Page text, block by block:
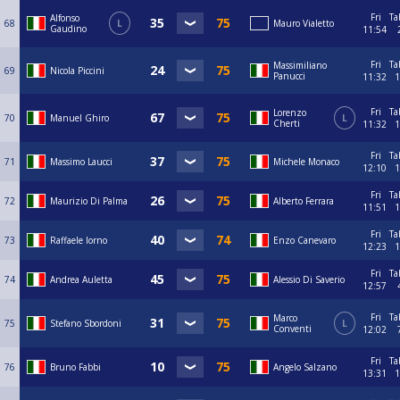
68
Alfonso
Gaudino
L Mauro Vialetto
Fri
11:54
69 Nicola Piccini
Massimiliano
Panucci
Fri
11:32
70 Manuel Ghiro
Lorenzo
Cherti
L
Fri
11:32
71 Massimo Laucci Michele Monaco
Fri
12:10
72 Maurizio Di Palma Alberto Ferrara
Fri
11:51
73 Raffaele Iorno Enzo Canevaro
Fri
12:23
74 Andrea Auletta Alessio Di Saverio
Fri
12:57
75 Stefano Sbordoni
Marco
Conventi
L
Fri
12:02
76 Bruno Fabbi Angelo Salzano
Fri
13:31